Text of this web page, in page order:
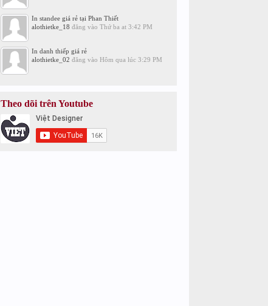
In standee giá rẻ tại Phan Thiết
alothietke_18 đăng vào Thứ ba at 3:42 PM
In danh thiếp giá rẻ
alothietke_02 đăng vào Hôm qua lúc 3:29 PM
Theo dõi trên Youtube